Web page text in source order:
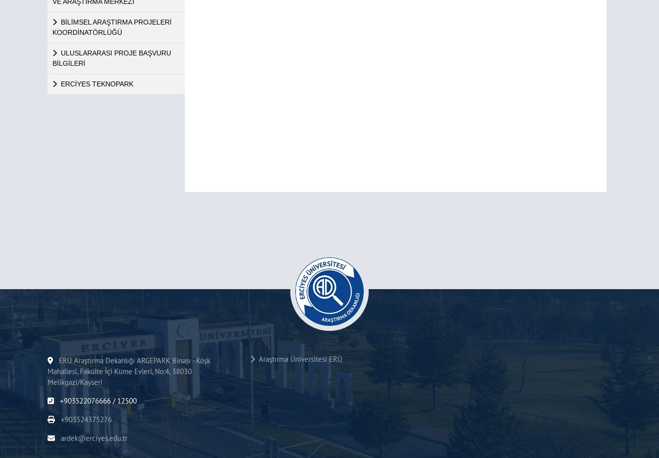
BİLİMSEL ARAŞTIRMA PROJELERİ
KOORDİNATÖRLÜĞÜ
ULUSLARARASI PROJE BAŞVURU
BİLGİLERİ
ERCİYES TEKNOPARK
ERÜ Araştırma Dekanlığı ARGEPARK Binası - Köşk
Mahallesi, Fakülte İçi Küme Evleri, No:4, 38030
Melikgazi/Kayseri
+903522076666 / 12500
+903524375276
ardek@erciyes.edu.tr
Araştırma Üniversitesi ERÜ